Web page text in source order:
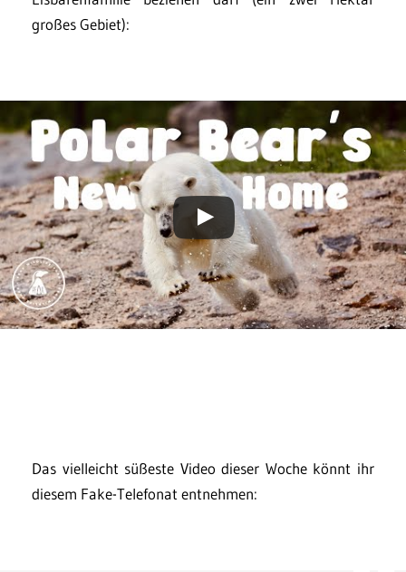
großes Gebiet):
Das vielleicht süßeste Video dieser Woche könnt ihr
diesem Fake-Telefonat entnehmen: